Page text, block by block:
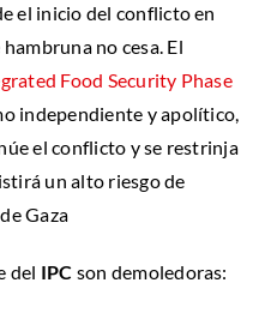
el inicio del conflicto en
no cesa. El
Food Security Phase
independiente y apolítico,
el conflicto y se restrinja
un alto riesgo de
Gaza
del IPC son demoledoras: